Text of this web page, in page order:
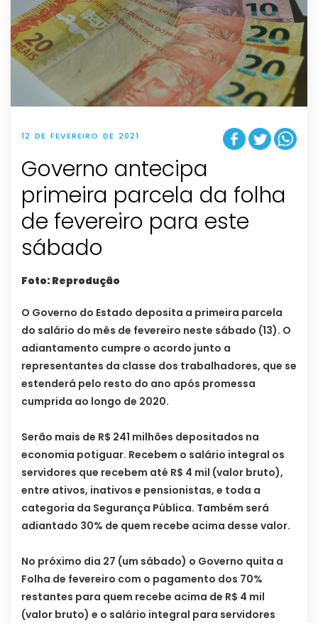
12 DE FEVEREIRO DE 2021
Governo antecipa
primeira parcela da folha
de fevereiro para este
sábado
Foto: Reprodução
O Governo do Estado deposita a primeira parcela
do salário do mês de fevereiro neste sábado (13). O
adiantamento cumpre o acordo junto a
representantes da classe dos trabalhadores, que se
estenderá pelo resto do ano após promessa
cumprida ao longo de 2020.
Serão mais de R$ 241 milhões depositados na
economia potiguar. Recebem o salário integral os
servidores que recebem até R$ 4 mil (valor bruto),
entre ativos, inativos e pensionistas, e toda a
categoria da Segurança Pública. Também será
adiantado 30% de quem recebe acima desse valor.
No próximo dia 27 (um sábado) o Governo quita a
Folha de fevereiro com o pagamento dos 70%
restantes para quem recebe acima de R$ 4 mil
(valor bruto) e o salário integral para servidores